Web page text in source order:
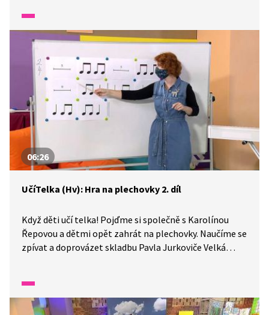
06:26
UčíTelka (Hv): Hra na plechovky 2. díl
Když děti učí telka! Pojďme si společně s Karolínou
Řepovou a dětmi opět zahrát na plechovky. Naučíme se
zpívat a doprovázet skladbu Pavla Jurkoviče Velká